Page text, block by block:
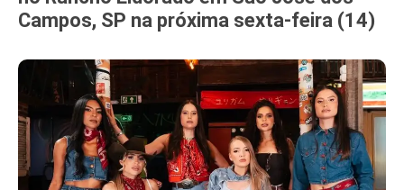
Campos, SP na próxima sexta-feira (14)